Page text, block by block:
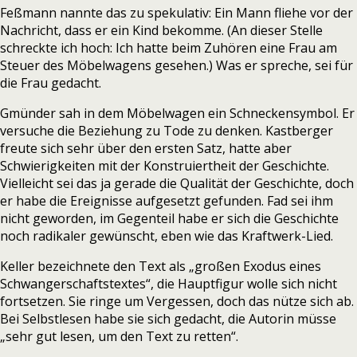
Feßmann nannte das zu spekulativ: Ein Mann fliehe vor der
Nachricht, dass er ein Kind bekomme. (An dieser Stelle
schreckte ich hoch: Ich hatte beim Zuhören eine Frau am
Steuer des Möbelwagens gesehen.) Was er spreche, sei für
die Frau gedacht.
Gmünder sah in dem Möbelwagen ein Schneckensymbol. Er
versuche die Beziehung zu Tode zu denken. Kastberger
freute sich sehr über den ersten Satz, hatte aber
Schwierigkeiten mit der Konstruiertheit der Geschichte.
Vielleicht sei das ja gerade die Qualität der Geschichte, doch
er habe die Ereignisse aufgesetzt gefunden. Fad sei ihm
nicht geworden, im Gegenteil habe er sich die Geschichte
noch radikaler gewünscht, eben wie das Kraftwerk-Lied.
Keller bezeichnete den Text als „großen Exodus eines
Schwangerschaftstextes“, die Hauptfigur wolle sich nicht
fortsetzen. Sie ringe um Vergessen, doch das nütze sich ab.
Bei Selbstlesen habe sie sich gedacht, die Autorin müsse
„sehr gut lesen, um den Text zu retten“.